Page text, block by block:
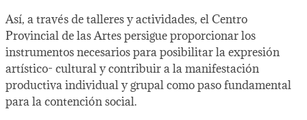
Así, a través de talleres y actividades, el Centro
Provincial de las Artes persigue proporcionar los
instrumentos necesarios para posibilitar la expresión
artístico- cultural y contribuir a la manifestación
productiva individual y grupal como paso fundamental
para la contención social.